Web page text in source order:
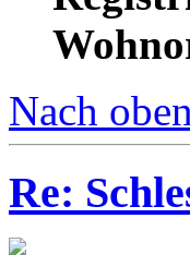
Nach oben
Re: